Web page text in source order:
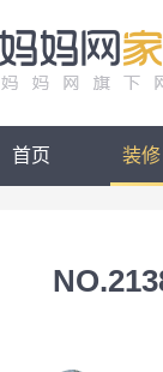
首页 装